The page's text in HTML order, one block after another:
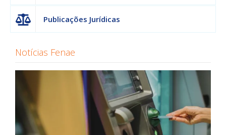
Publicações Jurídicas
Notícias Fenae